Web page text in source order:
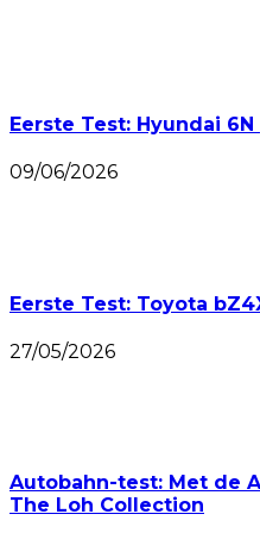
Eerste Test: Hyundai 6N
09/06/2026
Eerste Test: Toyota
27/05/2026
Autobahn-test: Met de
The Loh Collection